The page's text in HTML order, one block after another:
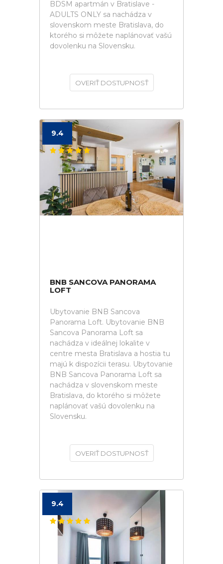
BDSM apartmán v Bratislave -
ADULTS ONLY sa nachádza v
slovenskom meste Bratislava, do
ktorého si môžete naplánovať vašú
dovolenku na Slovensku.
OVERIŤ DOSTUPNOSŤ
9.4
BNB SANCOVA PANORAMA
LOFT
Ubytovanie BNB Sancova
Panorama Loft. Ubytovanie BNB
Sancova Panorama Loft sa
nachádza v ideálnej lokalite v
centre mesta Bratislava a hostia tu
majú k dispozícii terasu. Ubytovanie
BNB Sancova Panorama Loft sa
nachádza v slovenskom meste
Bratislava, do ktorého si môžete
naplánovať vašú dovolenku na
Slovensku.
OVERIŤ DOSTUPNOSŤ
9.4